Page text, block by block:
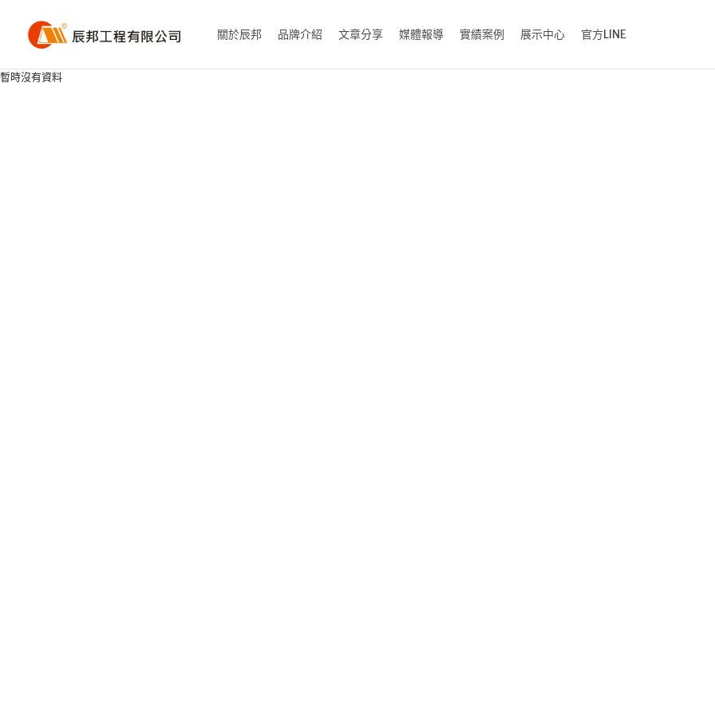
關於辰邦 品牌介紹 文章分享 媒體報導 實績案例 展示中心 官方LINE
暫時沒有資料